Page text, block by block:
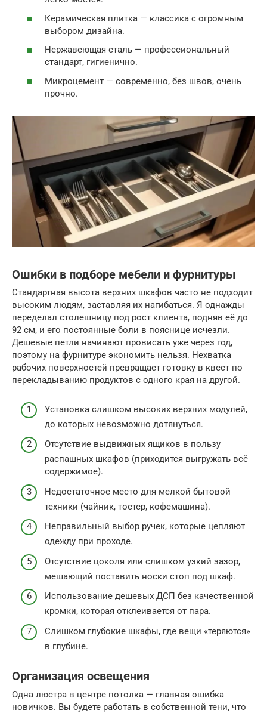
Керамическая плитка — классика с огромным
выбором дизайна.
Нержавеющая сталь — профессиональный
стандарт, гигиенично.
Микроцемент — современно, без швов, очень
прочно.
Ошибки в подборе мебели и фурнитуры
Стандартная высота верхних шкафов часто не подходит
высоким людям, заставляя их нагибаться. Я однажды
переделал столешницу под рост клиента, подняв её до
92 см, и его постоянные боли в пояснице исчезли.
Дешевые петли начинают провисать уже через год,
поэтому на фурнитуре экономить нельзя. Нехватка
рабочих поверхностей превращает готовку в квест по
перекладыванию продуктов с одного края на другой.
Установка слишком высоких верхних модулей,
до которых невозможно дотянуться.
Отсутствие выдвижных ящиков в пользу
распашных шкафов (приходится выгружать всё
содержимое).
Недостаточное место для мелкой бытовой
техники (чайник, тостер, кофемашина).
Неправильный выбор ручек, которые цепляют
одежду при проходе.
Отсутствие цоколя или слишком узкий зазор,
мешающий поставить носки стоп под шкаф.
Использование дешевых ДСП без качественной
кромки, которая отклеивается от пара.
Слишком глубокие шкафы, где вещи «теряются»
в глубине.
Организация освещения
Одна люстра в центре потолка — главная ошибка
новичков. Вы будете работать в собственной тени, что